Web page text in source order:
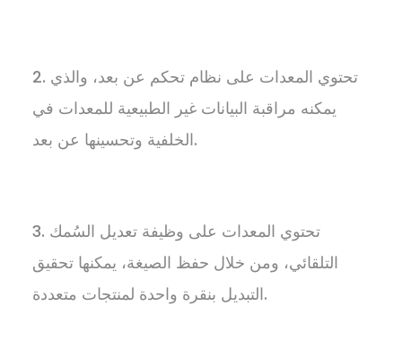
2. تحتوي المعدات على نظام تحكم عن بعد، والذي
يمكنه مراقبة البيانات غير الطبيعية للمعدات في
الخلفية وتحسينها عن بعد.
3. تحتوي المعدات على وظيفة تعديل السُمك
التلقائي، ومن خلال حفظ الصيغة، يمكنها تحقيق
التبديل بنقرة واحدة لمنتجات متعددة.